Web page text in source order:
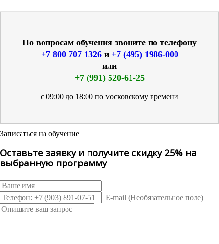
По вопросам обучения звоните по телефону
+7 800 707 1326и +7 (495) 1986-000
или
+7 (991) 520-61-25
с 09:00 до 18:00 по московскому времени
Записаться на обучение
Оставьте заявку и получите скидку 25% на
выбранную программу